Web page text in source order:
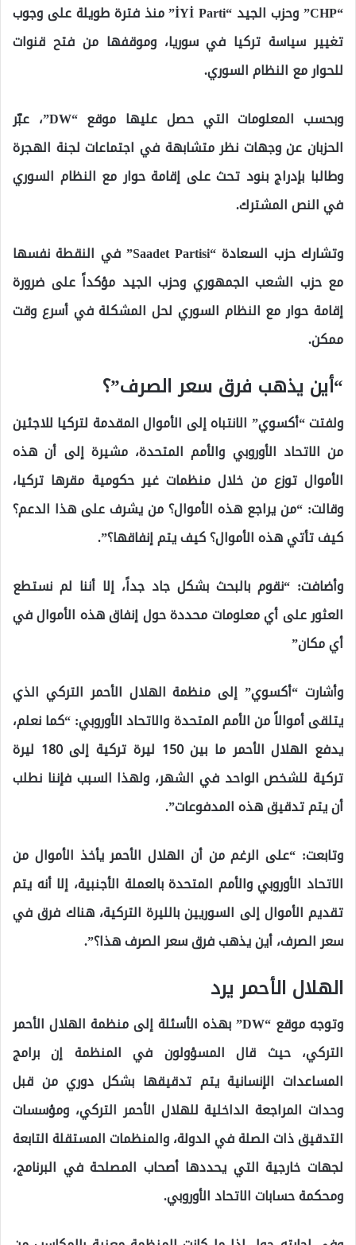
“CHP” وحزب الجيد “İYİ Parti” منذ فترة طويلة على وجوب
تغيير سياسة تركيا في سوريا، وموقفها من فتح قنوات
للحوار مع النظام السوري.
وبحسب المعلومات التي حصل عليها موقع “DW”، عبّر
الحزبان عن وجهات نظر متشابهة في اجتماعات لجنة الهجرة
وطالبا بإدراج بنود تحث على إقامة حوار مع النظام السوري
في النص المشترك.
وتشارك حزب السعادة “Saadet Partisi” في النقطة نفسها
مع حزب الشعب الجمهوري وحزب الجيد مؤكداً على ضرورة
إقامة حوار مع النظام السوري لحل المشكلة في أسرع وقت
ممكن.
“أين يذهب فرق سعر الصرف”؟
ولفتت “أكسوي” الانتباه إلى الأموال المقدمة لتركيا للاجئين
من الاتحاد الأوروبي والأمم المتحدة، مشيرة إلى أن هذه
الأموال توزع من خلال منظمات غير حكومية مقرها تركيا،
وقالت: “من يراجع هذه الأموال؟ من يشرف على هذا الدعم؟
كيف تأتي هذه الأموال؟ كيف يتم إنفاقها؟”.
وأضافت: “نقوم بالبحث بشكل جاد جداً، إلا أننا لم نستطع
العثور على أي معلومات محددة حول إنفاق هذه الأموال في
أي مكان”
وأشارت “أكسوي” إلى منظمة الهلال الأحمر التركي الذي
يتلقى أموالاً من الأمم المتحدة والاتحاد الأوروبي: “كما نعلم،
يدفع الهلال الأحمر ما بين 150 ليرة تركية إلى 180 ليرة
تركية للشخص الواحد في الشهر، ولهذا السبب فإننا نطلب
أن يتم تدقيق هذه المدفوعات”.
وتابعت: “على الرغم من أن الهلال الأحمر يأخذ الأموال من
الاتحاد الأوروبي والأمم المتحدة بالعملة الأجنبية، إلا أنه يتم
تقديم الأموال إلى السوريين بالليرة التركية، هناك فرق في
سعر الصرف، أين يذهب فرق سعر الصرف هذا؟”.
الهلال الأحمر يرد
وتوجه موقع “DW” بهذه الأسئلة إلى منظمة الهلال الأحمر
التركي، حيث قال المسؤولون في المنظمة إن برامج
المساعدات الإنسانية يتم تدقيقها بشكل دوري من قبل
وحدات المراجعة الداخلية للهلال الأحمر التركي، ومؤسسات
التدقيق ذات الصلة في الدولة، والمنظمات المستقلة التابعة
لجهات خارجية التي يحددها أصحاب المصلحة في البرنامج،
ومحكمة حسابات الاتحاد الأوروبي.